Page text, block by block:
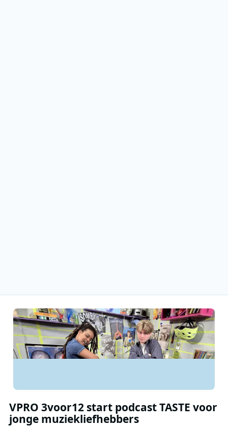
VPRO 3voor12 start podcast TASTE voor
jonge muziekliefhebbers